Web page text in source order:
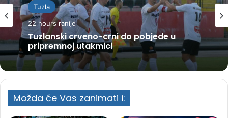
Tuzla
22 hours ranije
Tuzlanski crveno-crni do pobjede u
pripremnoj utakmici
Možda će Vas zanimati i: